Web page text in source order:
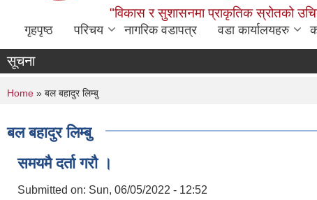
"विकास र सुशासनमा प्राकृतिक स्रोतको
गृहपृष्ठ परिचय नागरिक वडापत्र वडा कार्यालयहरु
सूचना
You are here
Home » बल बहादुर लिम्बु
बल बहादुर लिम्बु
समयमै दर्ता गरौ ।
Submitted on: Sun, 06/05/2022 - 12:52